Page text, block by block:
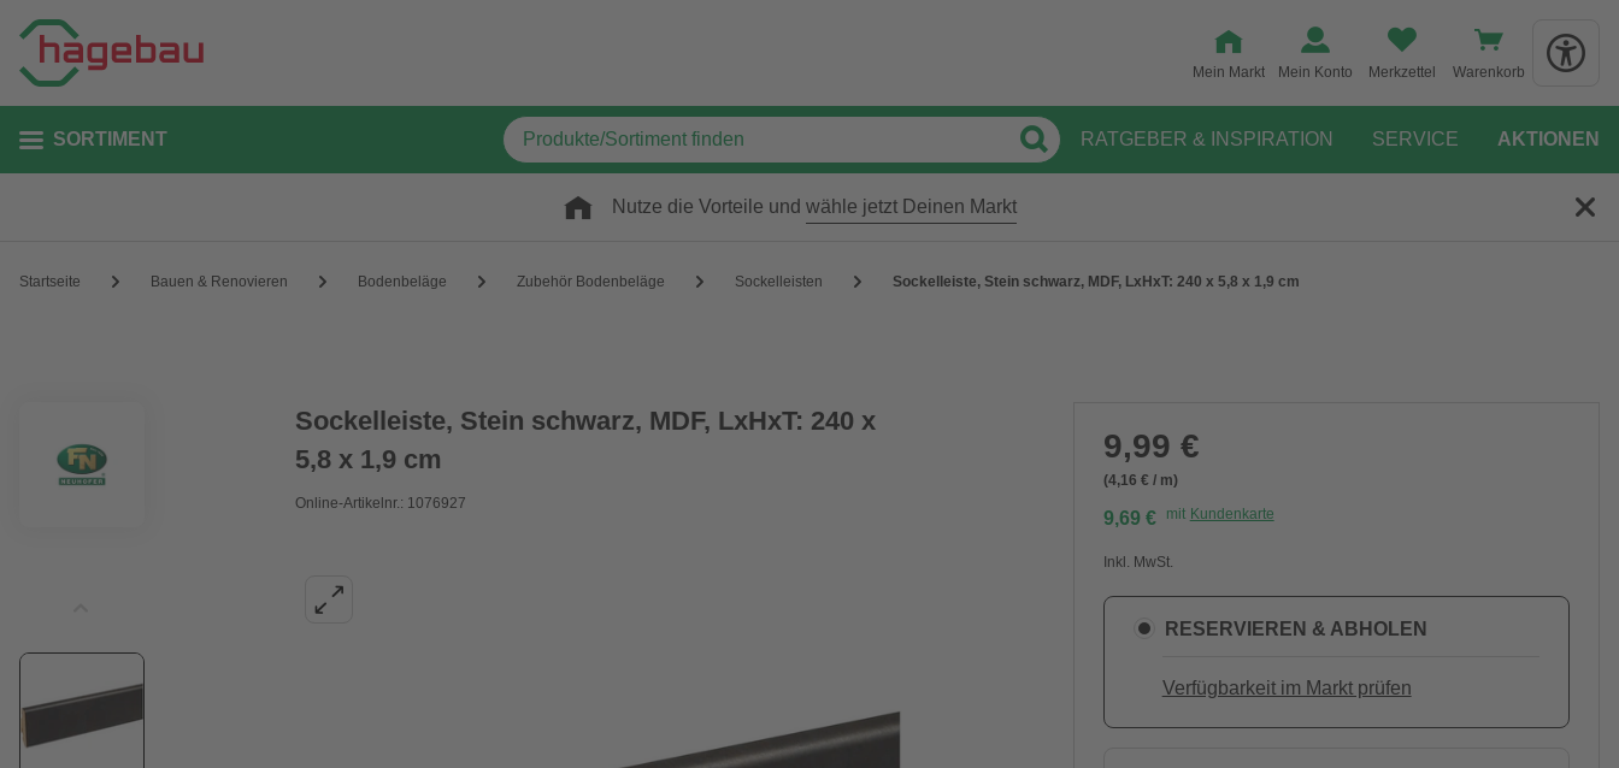
Mein Markt Mein Konto Merkzettel Warenkorb
SORTIMENT RATGEBER & INSPIRATION SERVICE AKTIONEN
Nutze die Vorteile und wähle jetzt Deinen Markt
Startseite Bauen & Renovieren Bodenbeläge Zubehör Bodenbeläge Sockelleisten Sockelleiste, Stein schwarz, MDF, LxHxT: 240 x 5,8 x 1,9 cm
Sockelleiste, Stein schwarz, MDF, LxHxT: 240 x
5,8 x 1,9 cm
Online-Artikelnr.: 1076927
9,99 €
(4,16 € / m)
9,69 € mit Kundenkarte
Inkl. MwSt.
RESERVIEREN & ABHOLEN
Verfügbarkeit im Markt prüfen